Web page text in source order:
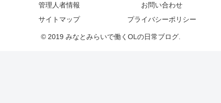
管理人者情報
お問い合わせ
サイトマップ
プライバシーポリシー
© 2019 みなとみらいで働くOLの日常ブログ.